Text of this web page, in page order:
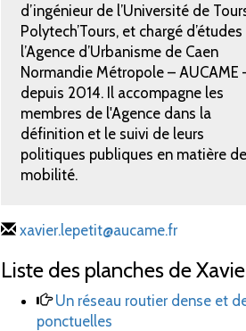
d’ingénieur de l’Université de
Polytech’Tours, et chargé d’études
l’Agence d’Urbanisme de Caen
Normandie Métropole – AUCAME
depuis 2014. Il accompagne les
membres de l'Agence dans la
définition et le suivi de leurs
politiques publiques en matière de
mobilité.
xavier.lepetit@aucame.fr
Liste des planches de
Un réseau routier dense et
ponctuelles